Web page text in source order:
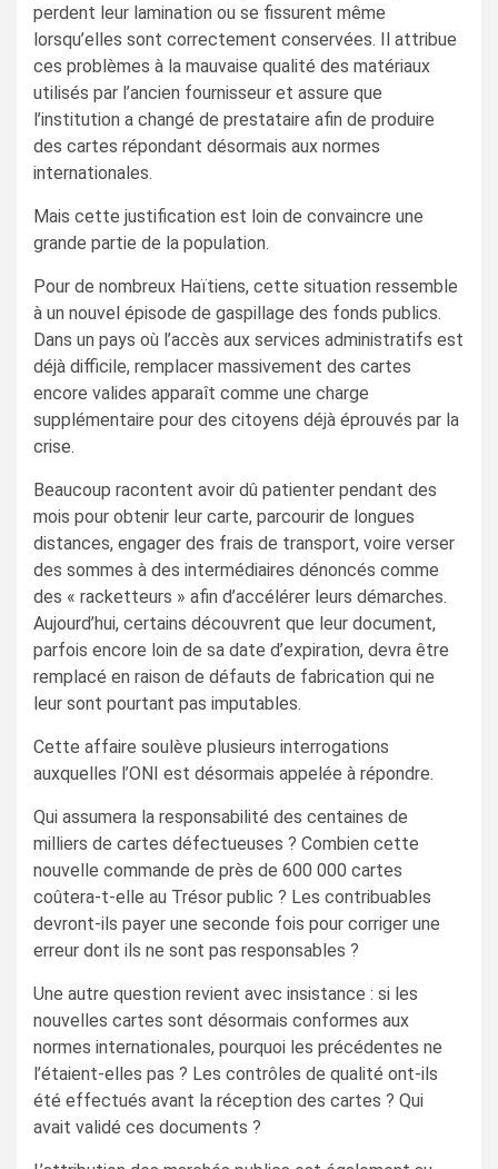
perdent leur lamination ou se fissurent même
lorsqu’elles sont correctement conservées. Il attribue
ces problèmes à la mauvaise qualité des matériaux
utilisés par l’ancien fournisseur et assure que
l’institution a changé de prestataire afin de produire
des cartes répondant désormais aux normes
internationales.
Mais cette justification est loin de convaincre une
grande partie de la population.
Pour de nombreux Haïtiens, cette situation ressemble
à un nouvel épisode de gaspillage des fonds publics.
Dans un pays où l’accès aux services administratifs est
déjà difficile, remplacer massivement des cartes
encore valides apparaît comme une charge
supplémentaire pour des citoyens déjà éprouvés par la
crise.
Beaucoup racontent avoir dû patienter pendant des
mois pour obtenir leur carte, parcourir de longues
distances, engager des frais de transport, voire verser
des sommes à des intermédiaires dénoncés comme
des « racketteurs » afin d’accélérer leurs démarches.
Aujourd’hui, certains découvrent que leur document,
parfois encore loin de sa date d’expiration, devra être
remplacé en raison de défauts de fabrication qui ne
leur sont pourtant pas imputables.
Cette affaire soulève plusieurs interrogations
auxquelles l’ONI est désormais appelée à répondre.
Qui assumera la responsabilité des centaines de
milliers de cartes défectueuses ? Combien cette
nouvelle commande de près de 600 000 cartes
coûtera-t-elle au Trésor public ? Les contribuables
devront-ils payer une seconde fois pour corriger une
erreur dont ils ne sont pas responsables ?
Une autre question revient avec insistance : si les
nouvelles cartes sont désormais conformes aux
normes internationales, pourquoi les précédentes ne
l’étaient-elles pas ? Les contrôles de qualité ont-ils
été effectués avant la réception des cartes ? Qui
avait validé ces documents ?